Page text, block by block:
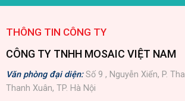
THÔNG TIN CÔNG TY
CÔNG TY TNHH MOSAIC VIỆT NAM
Văn phòng đại diện:Số 9 , Nguyễn Xiển, P.
Thanh Xuân, TP. Hà Nội